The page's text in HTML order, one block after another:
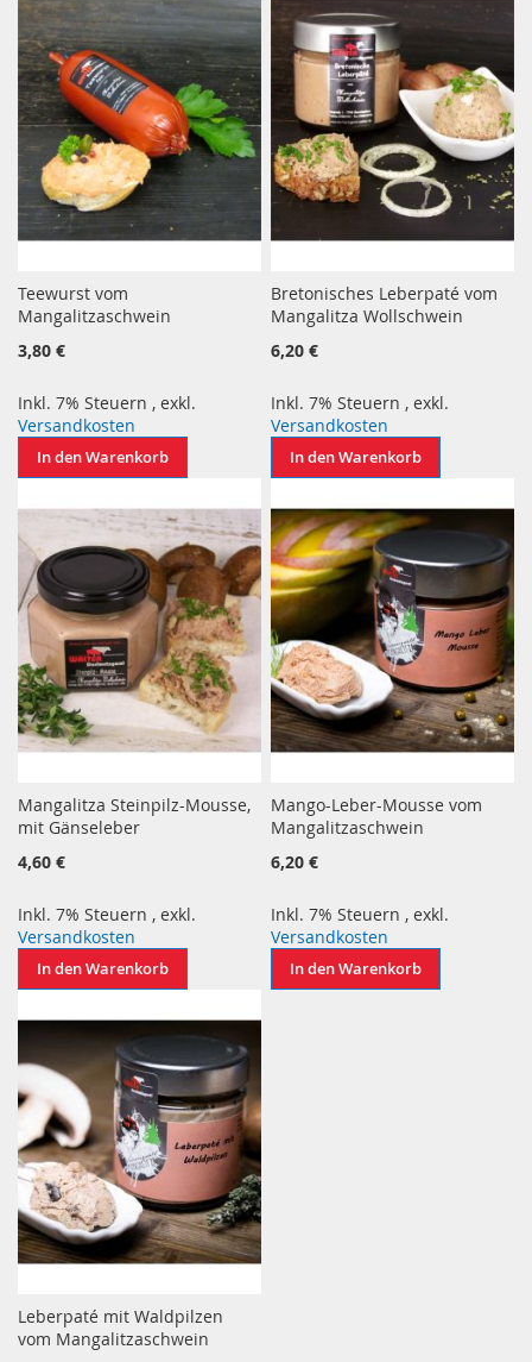
Teewurst vom
Mangalitzaschwein
3,80 €
Inkl. 7% Steuern , exkl.
Versandkosten
In den Warenkorb
Bretonisches Leberpaté vom
Mangalitza Wollschwein
6,20 €
Inkl. 7% Steuern ,exkl.
Versandkosten
In den Warenkorb
Mangalitza Steinpilz-Mousse,
mit Gänseleber
4,60 €
Inkl. 7% Steuern , exkl.
Versandkosten
In den Warenkorb
Mango-Leber-Mousse vom
Mangalitzaschwein
6,20 €
Inkl. 7% Steuern ,exkl.
Versandkosten
In den Warenkorb
Leberpaté mit Waldpilzen
vom Mangalitzaschwein